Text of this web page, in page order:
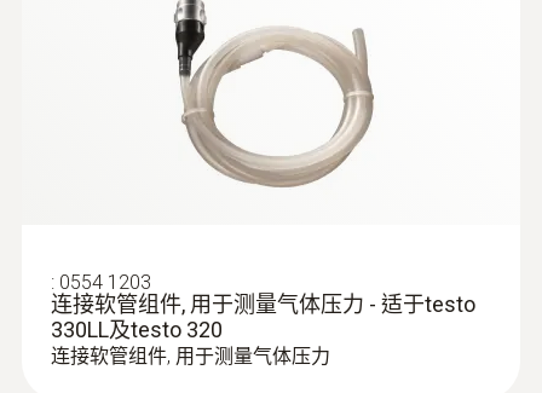
:0600 9770
: 0554 1203
连接软管组件, 用于测量气体压力 - 适于testo
330LL及testo 320
连接软管组件, 用于测量气体压力